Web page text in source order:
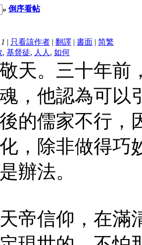
» 倒序看帖
| 只看該作者 | 翻譯 | 書面 | 简繁
, 基督徒, 人人 , 如何
天。三十年前
，他認為可以
的儒家不行，
，除非做得巧
辦法。
帝信仰，在滿